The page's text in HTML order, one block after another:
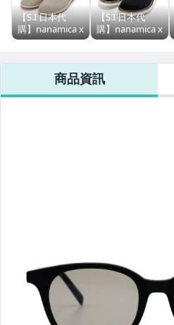
【S.I 日本代
購】nanamica x
SUICOKE
Exclusive FL
【S.I 日本代
購】nanamica x
REGAL GORE-
Shoes
商品資訊